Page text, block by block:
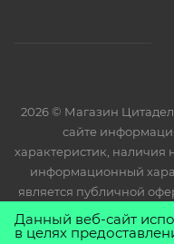
2026 © Магазин
сайте
характеристик, наличия
информационный
является публичной
Статьи 437(2)
Данный веб-сайт
в целях